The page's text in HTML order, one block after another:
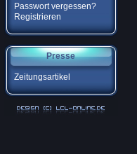
Passwort vergessen?
Registrieren
Presse
Zeitungsartikel